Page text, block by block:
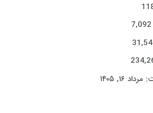
7,092
مرداد ۱۶, ۱۴۰۵